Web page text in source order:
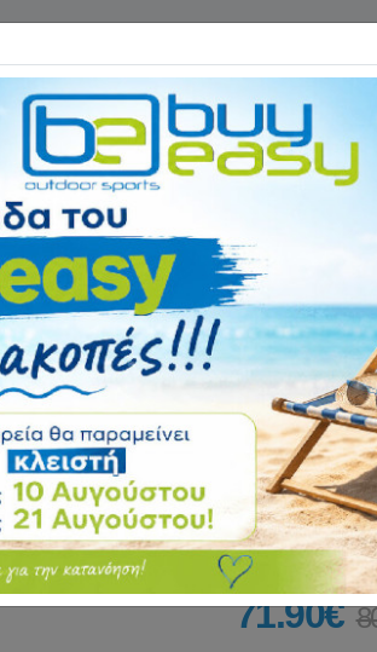
ΕΙΔΗ CAMPING
Αρχική
Κολάν
44651
71.90€